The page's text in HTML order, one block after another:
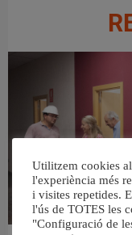
Utilitzem cookies
l'experiència més
i visites repetides.
l'ús de TOTES les
"Configuració de